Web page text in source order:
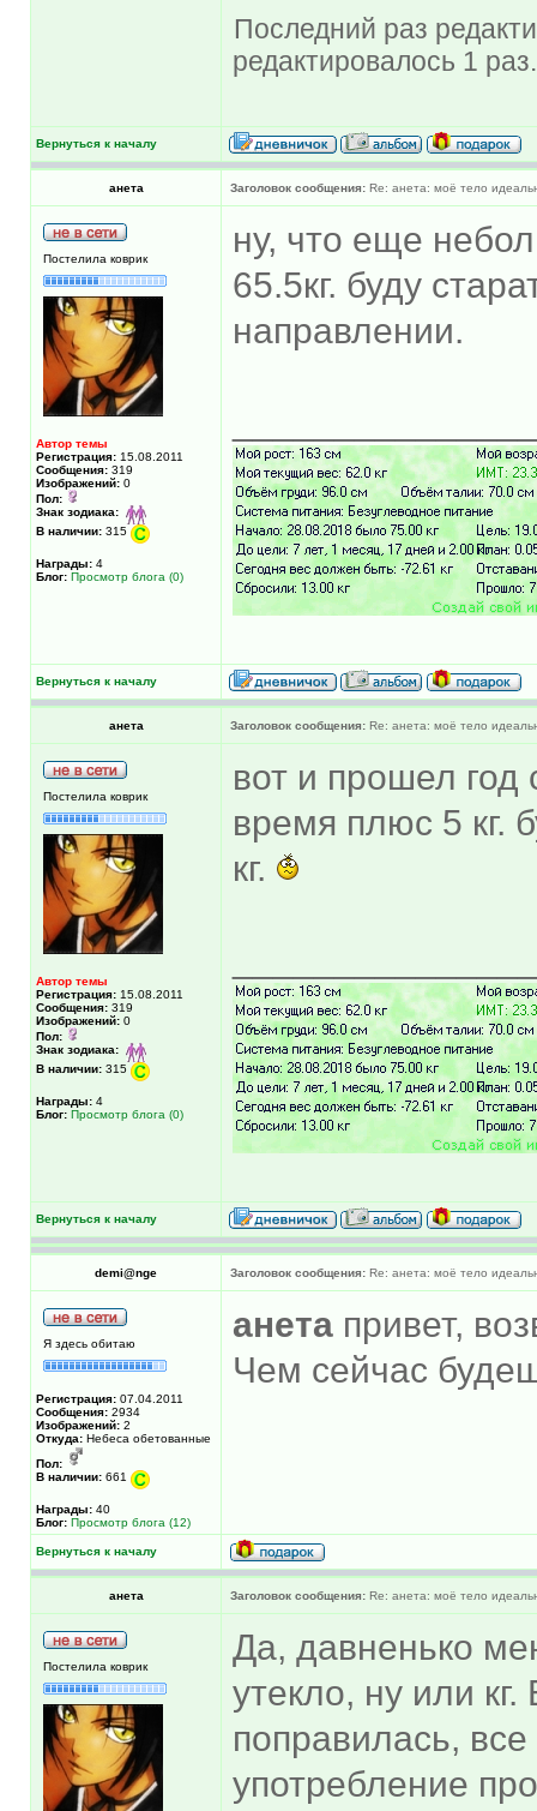
Последний раз
редактировалось 1 раз.
Вернуться к началу
анета Заголовок сообщения: Re: анета: моё тело
Постелила коврик
Автор темы
Регистрация: 15.08.2011
Сообщения: 319
Изображений: 0
Пол:
Знак зодиака:
В наличии: 315
Награды: 4
Блог: Просмотр блога (0)
ну, что еще
65.5кг. буду
направлении.
Вернуться к началу
анета Заголовок сообщения: Re: анета: моё тело
Постелила коврик
Автор темы
Регистрация: 15.08.2011
Сообщения: 319
Изображений: 0
Пол:
Знак зодиака:
В наличии: 315
Награды: 4
Блог: Просмотр блога (0)
вот и прошел год
время плюс 5 кг.
кг.
Вернуться к началу
demi@nge Заголовок сообщения: Re: анета: моё тело
Я здесь обитаю
Регистрация: 07.04.2011
Сообщения: 2934
Изображений: 2
Откуда: Небеса обетованные
Пол:
В наличии: 661
Награды: 40
Блог: Просмотр блога (12)
анета привет,
Чем сейчас
Вернуться к началу
анета Заголовок сообщения: Re: анета: моё тело
Постелила коврик
Да, давненько
утекло, ну или
поправилась,
употребление